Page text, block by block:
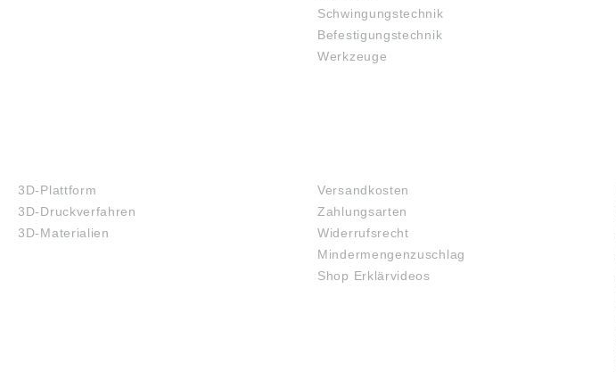
Schwingungstechnik
Befestigungstechnik
Werkzeuge
3D-Plattform
3D-Druckverfahren
3D-Materialien
Versandkosten
Zahlungsarten
Widerrufsrecht
Mindermengenzuschlag
Shop Erklärvideos